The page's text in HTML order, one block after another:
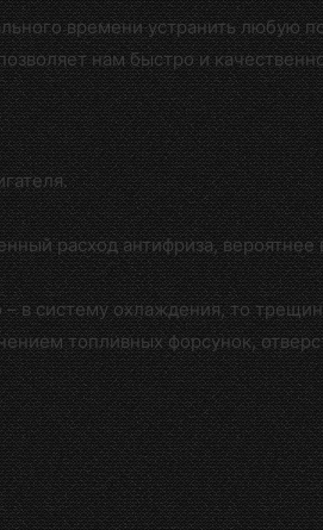
времени устранить любую
нам быстро и
расход антифриза,
в систему охлаждения, то
топливных форсунок,